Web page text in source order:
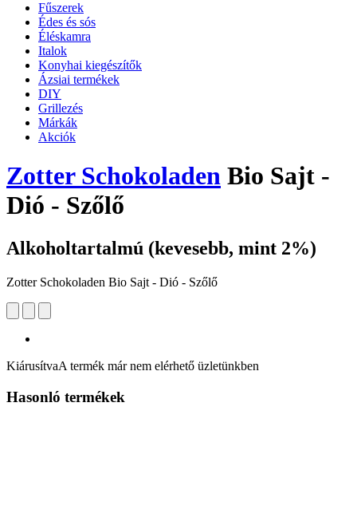
Fűszerek
Édes és sós
Éléskamra
Italok
Konyhai kiegészítők
Ázsiai termékek
DIY
Grillezés
Márkák
Akciók
Zotter Schokoladen Bio Sajt -
Dió - Szőlő
Alkoholtartalmú (kevesebb, mint 2%)
Zotter Schokoladen Bio Sajt - Dió - Szőlő
KiárusítvaA termék már nem elérhető üzletünkben
Hasonló termékek